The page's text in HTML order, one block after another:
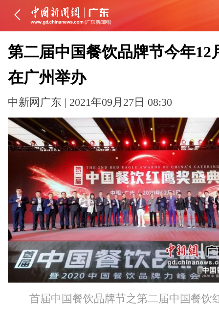
第二届中国餐饮品牌节今年12
在广州举办
中新网广东 | 2021年09月27日 08:30
首届中国餐饮品牌节之第二届中国餐饮